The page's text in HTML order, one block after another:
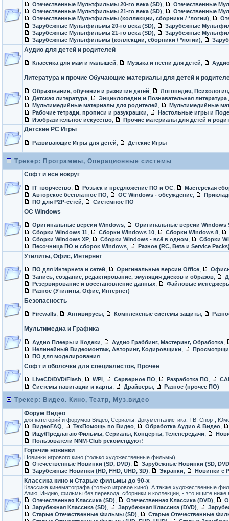
Отечественные Мультфильмы 20-го века (SD),
Отечественные
Отечественные Мультфильмы 21-го века (SD),
Отечественные
Отечественные Мультфильмы (коллекции, сборники / *логии),
Зарубежные Мультфильмы 20-го века (SD),
Зарубежные
Зарубежные Мультфильмы 21-го века (SD),
Зарубежные
Зарубежные Мультфильмы (коллекции, сборники / *логии),
Аудио для детей и родителей
Классика для мам и малышей, Музыка и песни для детей,
Литература и прочие Обучающие материалы для детей и
Образование, обучение и развитие детей,
Логопедия,
Детская литература,
Энциклопедии и Познавательная литература
Мультимедийные материалы для родителей,
Мультимедийные
Рабочие тетради, прописи и разукрашки,
Настольные игры и
Изобразительное искусство, Прочие материалы для детей и
Детские PC Игры
Развивающие Игры для детей, Детские Игры
Трекер: Программы, Операционные системы
Софт и все вокруг
IT творчество, Розыск и предложение ПО и ОС,
Мастерская
Авторское бесплатное ПО, ОС Windows - обсуждение,
ПО для P2P-сетей, Системное ПО
ОС Windows
Оригинальные версии Windows,
Оригинальные версии Windows
Сборки Windows 11, Сборки Windows 10, Сборки Windows 8,
Сборки Windows ХР, Сборки Windows - всё в одном,
Сборки
Песочница ПО и сборок Windows, Разное (RC, Beta и Service
Утилиты, Офис, Интернет
ПО для Интернета и сетей, Оригинальные версии Office,
Запись, создание, редактирование, эмуляция дисков и образов,
Резервирование и восстановление данных,
Файловые
Разное (Утилиты, Офис, Интернет)
Безопасность
Firewalls, Антивирусы, Комплексные системы защиты,
Мультимедиа и Графика
Аудио Плееры и Кодеки, Аудио Граббинг, Мастеринг, Обработка,
Нелинейный Видеомонтаж, Авторинг, Кодировщики,
ПО для моделирования
Софт и оболочки для специалистов, Прочее
LiveCD/DVD/Flash, WPI, Серверное ПО, Разработка ПО,
Системы навигации и карты, Драйверы, Разное (прочее ПО)
Трекер: Видео. Кино, Театр, Муз.видео
Форум Видео
для категорий и форумов Видео, Сериалы, Документалистика, ТВ, Спорт,
ВидеоFAQ, ТехПомощь по Видео, Обработка Аудио & Видео,
Ищу/Предлагаю Фильмы, Сериалы, Концерты, Телепередачи,
Пользователи NNM-Club рекомендуют!
Горячие новинки
Новинки игрового кино (только художественные фильмы)
Отечественные Новинки (SD, DVD),
Зарубежные Новинки (SD,
Зарубежные Новинки (HD, FHD, UHD, 3D), Экранки, Новинки с
Классика кино и Старые фильмы до 90-х
Классика кинематографа (только игровое кино). А также художественные
Азию, Индию, фильмы без перевода, сборники и коллекции, - это ищите ниже
Отечественная Классика (SD), Отечественная Классика (DVD),
Зарубежная Классика (SD), Зарубежная Классика (DVD),
Старые Отечественные Фильмы (SD),
Старые Отечественные